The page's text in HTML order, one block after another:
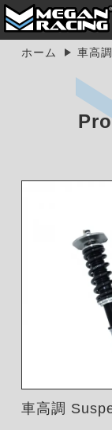
ホーム 車高
車高調